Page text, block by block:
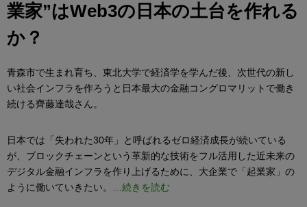
業家”はWeb3の日本の土台を作れる
か？
青森市で生まれ育ち、東北大学で経済学を学んだ後、次世代の新し
い社会インフラを作ろうと日本最大の金融コングロマリットで働き
続ける齊藤達哉さん。
日本では「失われた30年」と呼ばれるゼロ経済成長が続いている
が、ブロックチェーンという革新的な技術をフル活用した近未来の
デジタル金融インフラを作り上げるために、大企業で「起業家」の
ように働いていきたい。
…続きを読む